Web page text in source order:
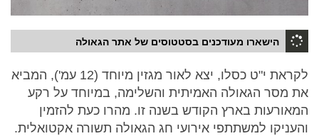
הישארו מעודכנים בסטטוסים של אתר הגאולה
לקראת י"ט כסלו, יצא לאור מגזין מיוחד (12 עמ'), המביא
את מסר הגאולה האמיתית והשלימה, במיוחד על רקע
המאורעות בארץ הקודש בשנה זו. מהרו כעת להזמין
והעניקו למשתתפי אירועי חג הגאולה תשורה אקטואלית.